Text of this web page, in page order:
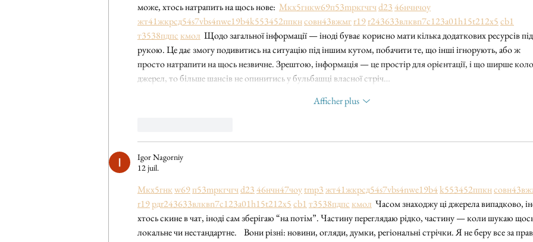
може, хтось натрапить на щось нове: Мкх5гнкw69п53mpкгчгчd2346нчнчоу
жт41жкрсд54s7vbs4nwe19b4k553452ппкнсовн43вжмгr19r243633влквn7c123a01h15t212x5cb1
т3538пдпс кмол
  Щодо загальної інформації — іноді буває корисно мати кілька додаткових ресурсів під
рукою. Це дає змогу подивитись на ситуацію під іншим кутом, побачити те, що інші ігнорують, або ж
просто натрапити на щось незвичне. Зрештою, інформація — це простір для орієнтації, і що ширше коло
джерел, то більше шансів не опинитись у бульбашці власної стріч…
Afficher plus
Igor Nagorniy
12 juil.
Мкх5гнкw69п53mpкгчгчd2346нчн47чоуtmp3жт41жкрсд54s7vbs4nwe19b4k553452ппкнсовн43вж
r19рдr243633влквn7c123a01h15t212x5cb1т3538пдпс кмол
Часом знаходжу ці джерела випадково,
хтось скине в чат, іноді сам зберігаю “на потім”. Частину переглядаю рідко, частину — коли шукаю
локальне чи нестандартне.    Вони різні: новини, огляди, думки, регіональні стрічки. Я не беру все за